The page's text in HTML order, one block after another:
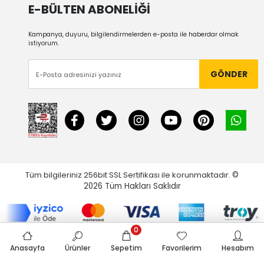
E-BÜLTEN ABONELİĞİ
Kampanya, duyuru, bilgilendirmelerden e-posta ile haberdar olmak
istiyorum.
GÖNDER
Tüm bilgileriniz 256bit SSL Sertifikası ile korunmaktadır. ©
2026 Tüm Hakları Saklıdır
Anasayfa Ürünler Sepetim
0
Favorilerim
Hesabım